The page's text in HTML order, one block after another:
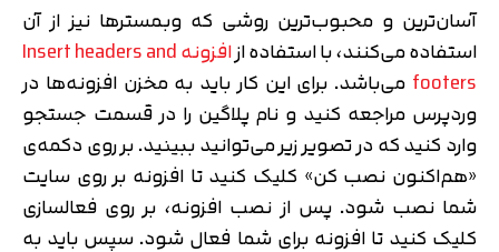
آسان‌ترین و محبوب‌ترین روشی که وبمسترها نیز از آن
استفاده می‌کنند، با استفاده از
افزونه Insert headers and
footers می‌باشد. برای این کار باید به مخزن افزونه‌ها در
وردپرس مراجعه کنید و نام پلاگین را در قسمت جستجو
وارد کنید که در تصویر زیر می‌توانید ببینید. بر روی دکمه‌ی
«هم‌اکنون نصب کن» کلیک کنید تا افزونه بر روی سایت
شما نصب شود. پس از نصب افزونه، بر روی فعالسازی
کلیک کنید تا افزونه برای شما فعال شود. سپس باید به